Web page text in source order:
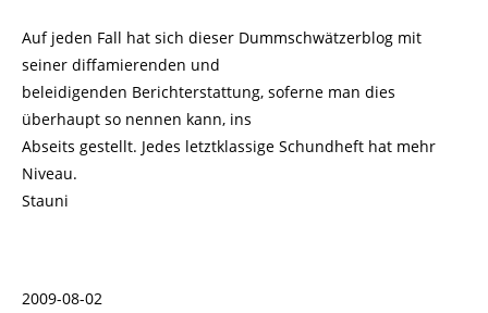
Auf jeden Fall hat sich dieser Dummschwätzerblog mit
seiner diffamierenden und
beleidigenden Berichterstattung, soferne man dies
überhaupt so nennen kann, ins
Abseits gestellt. Jedes letztklassige Schundheft hat mehr
Niveau.
Stauni
2009-08-02